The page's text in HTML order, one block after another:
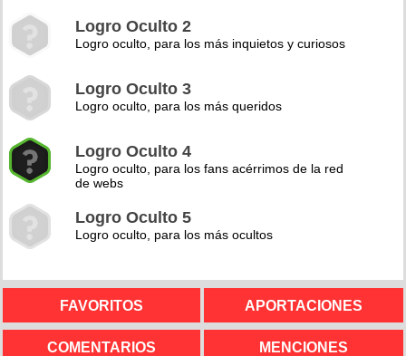
Logro Oculto 2
Logro oculto, para los más inquietos y curiosos
Logro Oculto 3
Logro oculto, para los más queridos
Logro Oculto 4
Logro oculto, para los fans acérrimos de la red
de webs
Logro Oculto 5
Logro oculto, para los más ocultos
FAVORITOS APORTACIONES
COMENTARIOS MENCIONES